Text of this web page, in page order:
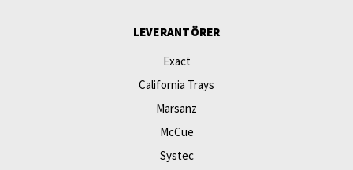
LEVERANTÖRER
Exact
California Trays
Marsanz
McCue
Systec